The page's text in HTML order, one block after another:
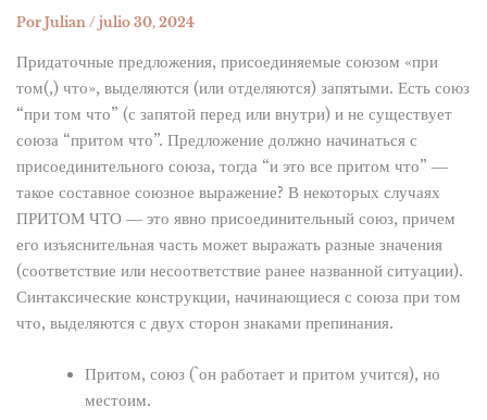
Por Julian / julio 30, 2024
Придаточные предложения, присоединяемые союзом «при
том(,) что», выделяются (или отделяются) запятыми. Есть союз
“при том что” (с запятой перед или внутри) и не существует
союза “притом что”. Предложение должно начинаться с
присоединительного союза, тогда “и это все притом что” ―
такое составное союзное выражение? В некоторых случаях
ПРИТОМ ЧТО ― это явно присоединительный союз, причем
его изъяснительная часть может выражать разные значения
(соответствие или несоответствие ранее названной ситуации).
Синтаксические конструкции, начинающиеся с союза при том
что, выделяются с двух сторон знаками препинания.
Притом, союз (`он работает и притом учится), но
местоим.